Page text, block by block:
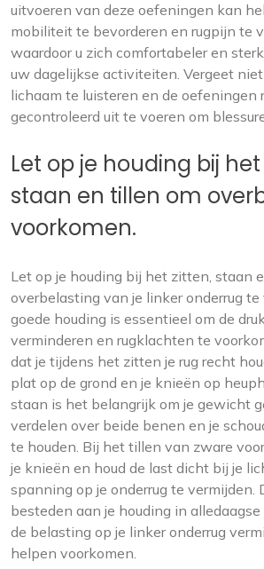
uitvoeren van deze oefeningen kan
mobiliteit te bevorderen en rugpijn te
waardoor u zich comfortabeler en
uw dagelijkse activiteiten. Vergeet
lichaam te luisteren en de oefeningen
gecontroleerd uit te voeren om
Let op je houding bij
staan en tillen om
voorkomen.
Let op je houding bij het zitten, staan
overbelasting van je linker onderrug te
goede houding is essentieel om de
verminderen en rugklachten te
dat je tijdens het zitten je rug recht
plat op de grond en je knieën op
staan is het belangrijk om je gewicht
verdelen over beide benen en je
te houden. Bij het tillen van zware
je knieën en houd de last dicht bij je
spanning op je onderrug te vermijden.
besteden aan je houding in
de belasting op je linker onderrug
helpen voorkomen.